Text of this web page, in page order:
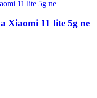
Xiaomi 11 lite 5g ne